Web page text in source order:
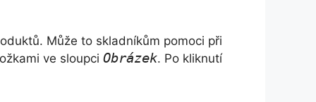
Může to skladníkům pomoci při
ve sloupci Obrázek. Po kliknutí